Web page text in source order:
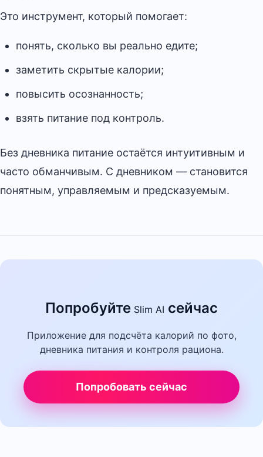
Это инструмент, который помогает:
понять, сколько вы реально едите;
заметить скрытые калории;
повысить осознанность;
взять питание под контроль.
Без дневника питание остаётся интуитивным и
часто обманчивым. С дневником — становится
понятным, управляемым и предсказуемым.
Попробуйте Slim AI сейчас
Приложение для подсчёта калорий по фото,
дневника питания и контроля рациона.
Попробовать сейчас